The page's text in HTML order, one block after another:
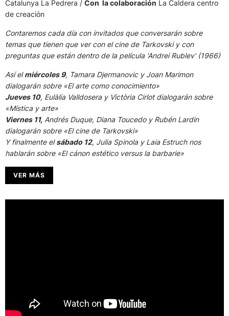
Catalunya La Pedrera / Con la colaboración La Caldera centro
de creación
Contaremos cada día con invitados que conversarán sobre
temas que tienen que ver con el cine de Tarkovski y con
preguntas que están dentro de la película ‘Andrei Rublev’ (1966)
Así elmiércoles 9, Tamara Djermanovic y Joan Marimon
dialogarán sobre «El arte como conocimiento»
Jueves 10, Eulàlia Valldosera y Victòria Cirlot dialogarán sobre
«Mística y arte»
Viernes 11, Andrés Duque, Diana Toucedo y Rubén Lardin
dialogarán sobre «El cine de Tarkovski»
Y finalmente elsábado 12, Julia Spinola y Laia Estruch nos
hablarán sobre «El cánon estético versus la barbarie»
VER MÁS